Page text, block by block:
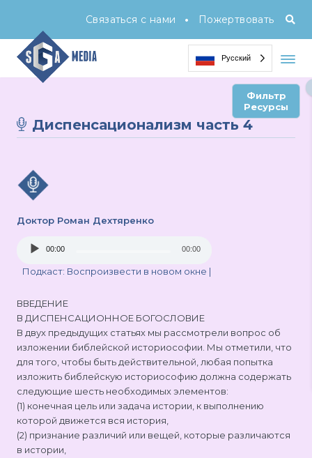
Связаться с нами • Пожертвовать
Русский
Фильтр
Ресурсы
Диспенсационализм часть 4
Доктор Роман Дехтяренко
Audio
00:00 00:00
Подкаст: Воспроизвести в новом окне |
ВВЕДЕНИЕ
В ДИСПЕНСАЦИОННОЕ БОГОСЛОВИЕ
В двух предыдущих статьях мы рассмотрели вопрос об
изложении библейской историософии. Мы отметили, что
для того, чтобы быть действительной, любая попытка
изложить библейскую историософию должна содержать
следующие шесть необходимых элементов:
(1) конечная цель или задача истории, к выполнению
которой движется вся история,
(2) признание различий или вещей, которые различаются
в истории,